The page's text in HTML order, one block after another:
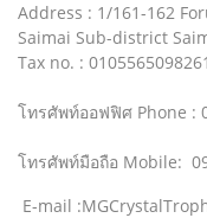
Address : 1/161-162
Saimai Sub-district
Tax no. : 0105565098261
โทรศัพท์ออฟฟิศ Phone :
โทรศัพท์มือถือ Mobile:
E-mail